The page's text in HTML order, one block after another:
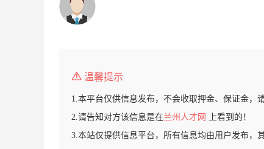
温馨提示
1.本平台仅供信息发布，不会收取押金、保证金，
2.请告知对方该信息是在兰州人才网
上看到的！
3.本站仅提供信息平台，所有信息均由用户发布，